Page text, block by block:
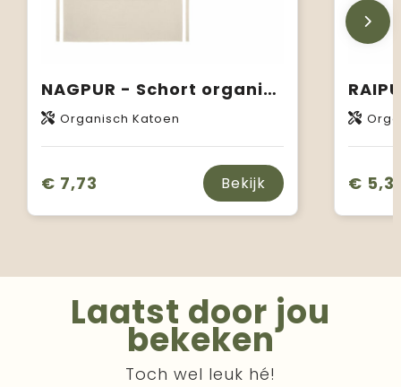
NAGPUR - Schort organisch katoen
Organisch Katoen
€ 7,73 Bekijk €
Laatst door jou
bekeken
Toch wel leuk hé!